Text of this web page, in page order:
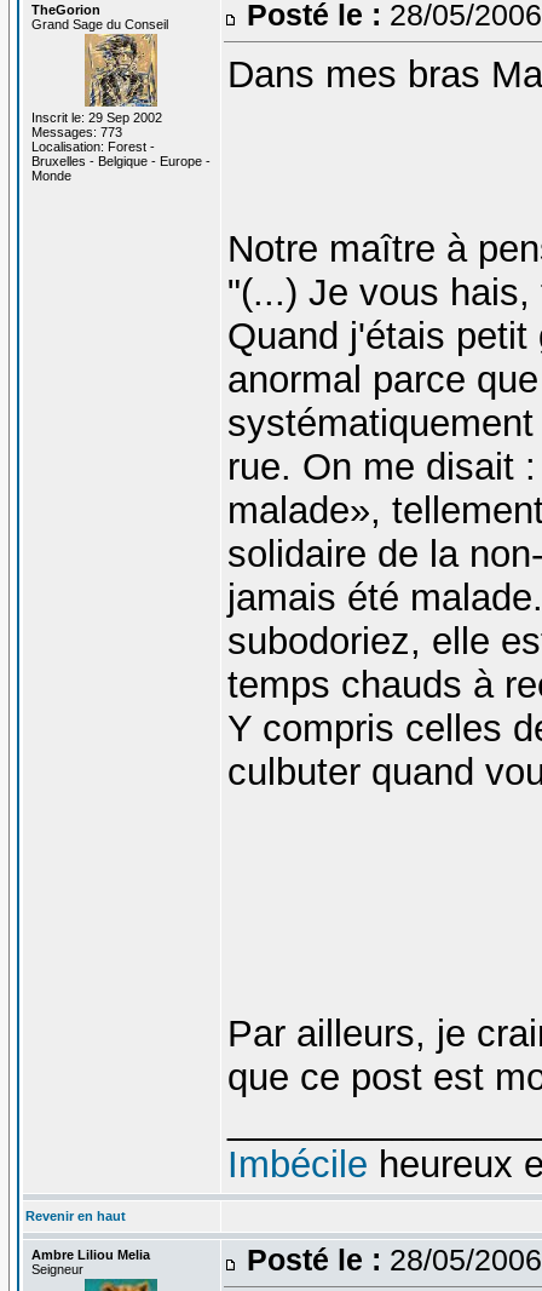
TheGorion
Grand Sage du Conseil
Inscrit le: 29 Sep 2002
Messages: 773
Localisation: Forest -
Bruxelles - Belgique - Europe -
Monde
Posté le : 28/05/
Dans mes bras
Notre maître à
"(...) Je vous
Quand j'étais
anormal parce
rue. On me disait
malade»,
solidaire de la
jamais été
subodoriez, elle
temps chauds à
Y compris celles
culbuter quand
Par ailleurs, je
que ce post est
Imbécile heureux
Revenir en haut
Ambre Liliou Melia
Seigneur
Posté le : 28/05/